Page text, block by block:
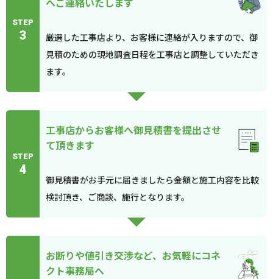
STEP
3
厳選した工事店より、お客様に連絡が入りますので、御
見積のための現地調査日程を工事店と調整していただき
ます。
STEP
4
工事店からお客様へ御見積書を提出させ
て頂きます
御見積書がお手元に届きましたら金額と施工内容を比較
検討頂き、ご商談、施行となります。
お断りや値引き交渉など、お気軽にコネ
クト事務局へ